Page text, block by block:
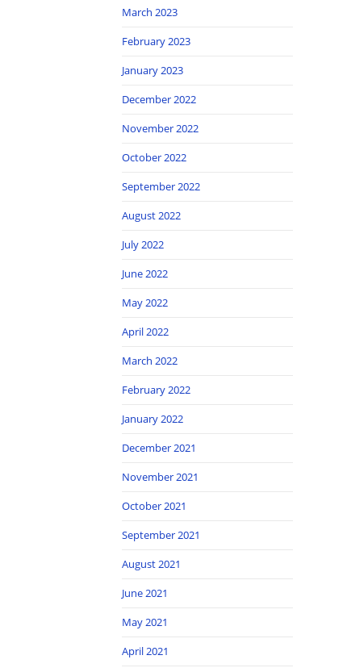
March 2023
February 2023
January 2023
December 2022
November 2022
October 2022
September 2022
August 2022
July 2022
June 2022
May 2022
April 2022
March 2022
February 2022
January 2022
December 2021
November 2021
October 2021
September 2021
August 2021
June 2021
May 2021
April 2021